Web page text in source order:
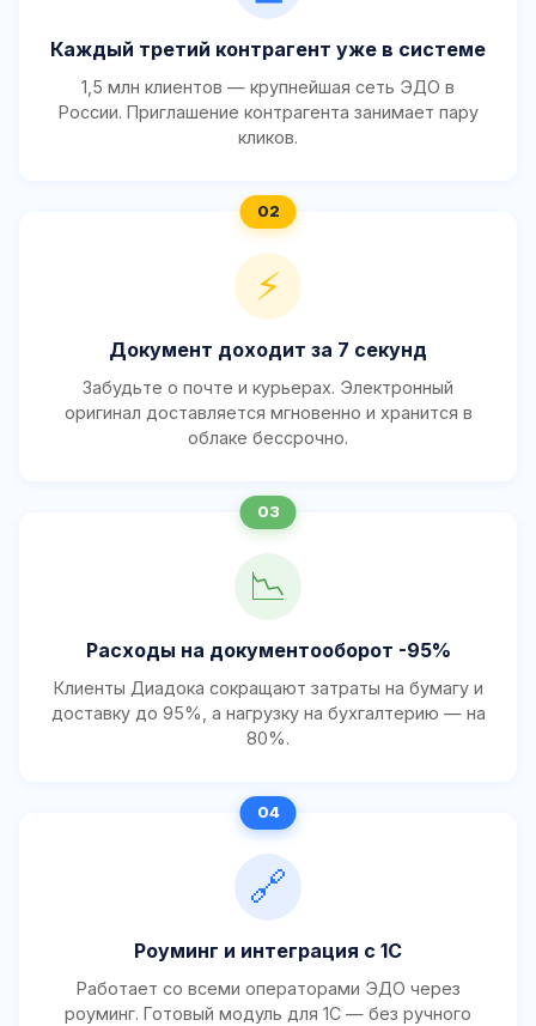
Каждый третий контрагент уже в системе
1,5 млн клиентов — крупнейшая сеть ЭДО в
России. Приглашение контрагента занимает пару
кликов.
⚡
Документ доходит за 7 секунд
Забудьте о почте и курьерах. Электронный
оригинал доставляется мгновенно и хранится в
облаке бессрочно.
📉
Расходы на документооборот -95%
Клиенты Диадока сокращают затраты на бумагу и
доставку до 95%, а нагрузку на бухгалтерию — на
80%.
🔗
Роуминг и интеграция с 1С
Работает со всеми операторами ЭДО через
роуминг. Готовый модуль для 1С — без ручного